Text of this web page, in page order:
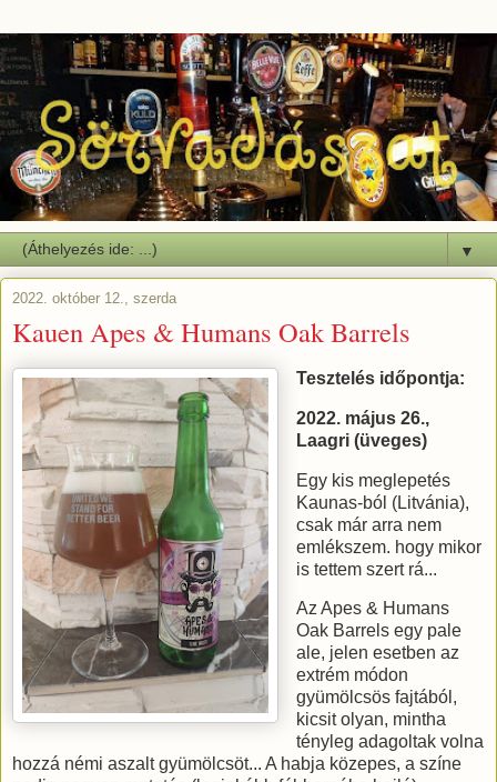
▼
2022. október 12., szerda
Kauen Apes & Humans Oak Barrels
Tesztelés időpontja:
2022. május 26.,
Laagri (üveges)
Egy kis meglepetés
Kaunas-ból (Litvánia),
csak már arra nem
emlékszem. hogy mikor
is tettem szert rá...
Az Apes & Humans
Oak Barrels egy pale
ale, jelen esetben az
extrém módon
gyümölcsös fajtából,
kicsit olyan, mintha
tényleg adagoltak volna
hozzá némi aszalt gyümölcsöt... A habja közepes, a színe